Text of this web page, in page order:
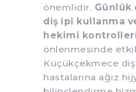
önemlidir. Günlük
diş ipi kullanma
hekimi
önlenmesinde
Küçükçekmece
hastalarına ağız